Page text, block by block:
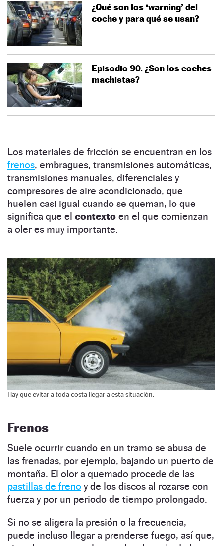
¿Qué son los ‘warning’ del
coche y para qué se usan?
Episodio 90. ¿Son los coches
machistas?
Los materiales de fricción se encuentran en los
frenos, embragues, transmisiones automáticas,
transmisiones manuales, diferenciales y
compresores de aire acondicionado, que
huelen casi igual cuando se queman, lo que
significa que el contexto en el que comienzan
a oler es muy importante.
Hay que evitar a toda costa llegar a esta situación.
Frenos
Suele ocurrir cuando en un tramo se abusa de
las frenadas, por ejemplo, bajando un puerto de
montaña. El olor a quemado procede de las
pastillas de freno y de los discos al rozarse con
fuerza y por un periodo de tiempo prolongado.
Si no se aligera la presión o la frecuencia,
puede incluso llegar a prenderse fuego, así que,